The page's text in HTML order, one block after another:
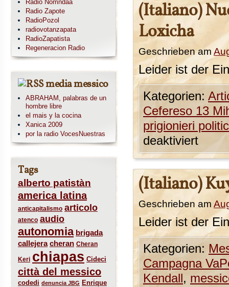
(Italiano)
Loxicha
Geschrieben am
Leider ist der
Kategorien:
Cefereso 13
prigionieri
deaktiviert
(Italiano)
Geschrieben am
Leider ist der
Kategorien:
Campagna
Kendall,
Radio Nomndaa
Radio Zapote
RadioPozol
radiovotanzapata
RadioZapatista
Regeneracion Radio
media messico
ABRAHAM, palabras de un
hombre libre
el mais y la cocina
Xanica 2009
por la radio VocesNuestras
Tags
alberto patistàn
america latina
anticapitalismo articolo
atenco audio
autonomia brigada
callejera cheran Cheran
Keri chiapas Cideci
città del messico
codedi denuncia JBG Enrique